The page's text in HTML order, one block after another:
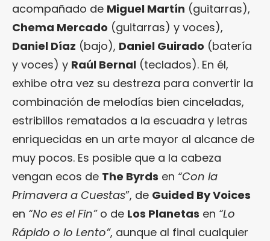
acompañado de Miguel Martín (guitarras),
Chema Mercado (guitarras) y voces),
Daniel Díaz (bajo), Daniel Guirado (batería
y voces) y Raúl Bernal (teclados). En él,
exhibe otra vez su destreza para convertir la
combinación de melodías bien cinceladas,
estribillos rematados a la escuadra y letras
enriquecidas en un arte mayor al alcance de
muy pocos. Es posible que a la cabeza
vengan ecos de The Byrds en “Con la
Primavera a Cuestas”, de Guided By Voices
en “No es el Fin”o de Los Planetas en “Lo
Rápido o lo Lento”, aunque al final cualquier